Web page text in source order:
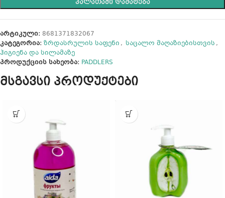
ᲙᲐᲚᲐᲗᲐᲨᲘ ᲓᲐᲛᲐᲢᲔᲑᲐ
არტიკული: 8681371832067
კატეგორია: ზრდასრულის საფენი , საცალო მაღაზიებისთვის ,
ჰიგიენა და სილამაზე
პროდუქციის სახეობა: PADDLERS
მსგავსი პროდუქტები